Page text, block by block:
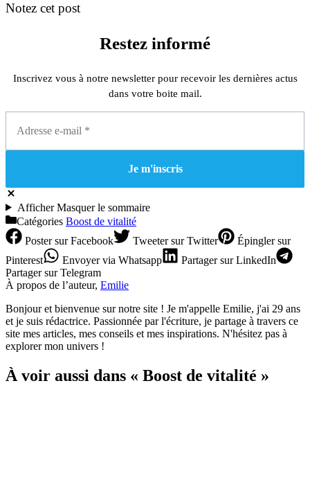
Notez cet post
Restez informé
Inscrivez vous à notre newsletter pour recevoir les dernières actus
dans votre boite mail.
AfficherMasquerle sommaire
Catégories Boost de vitalité
Postersur Facebook Tweetersur Twitter Épinglersur
Pinterest
Envoyervia Whatsapp Partagersur LinkedIn
Partagersur Telegram
À propos de l’auteur, Emilie
Bonjour et bienvenue sur notre site ! Je m'appelle Emilie, j'ai 29 ans
et je suis rédactrice. Passionnée par l'écriture, je partage à travers ce
site mes articles, mes conseils et mes inspirations. N'hésitez pas à
explorer mon univers !
À voir aussi dans « Boost de vitalité »